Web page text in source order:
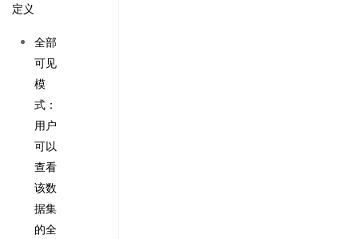
定义
全部
可见
模
式：
用户
可以
查看
该数
据集
的全